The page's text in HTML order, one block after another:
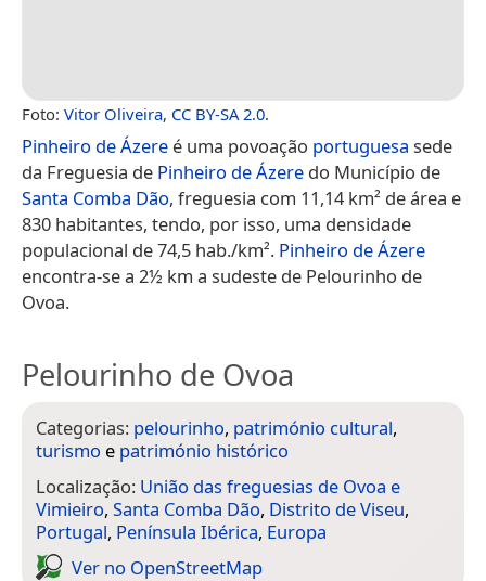
Foto: Vitor Oliveira, CC BY-SA 2.0.
Pinheiro de Ázere é uma povoação portuguesa sede
da Freguesia de Pinheiro de Ázere do Município de
Santa Comba Dão, freguesia com 11,14 km² de área e
830 habitantes, tendo, por isso, uma densidade
populacional de 74,5 hab./km². Pinheiro de Ázere
encontra-se a 2½ km a sudeste de Pelourinho de
Ovoa.
Pelourinho de Ovoa
Categorias: pelourinho, património cultural,
turismo e património histórico
Localização: União das freguesias de Ovoa e
Vimieiro, Santa Comba Dão, Distrito de Viseu,
Portugal, Península Ibérica, Europa
Ver no Open­Street­Map